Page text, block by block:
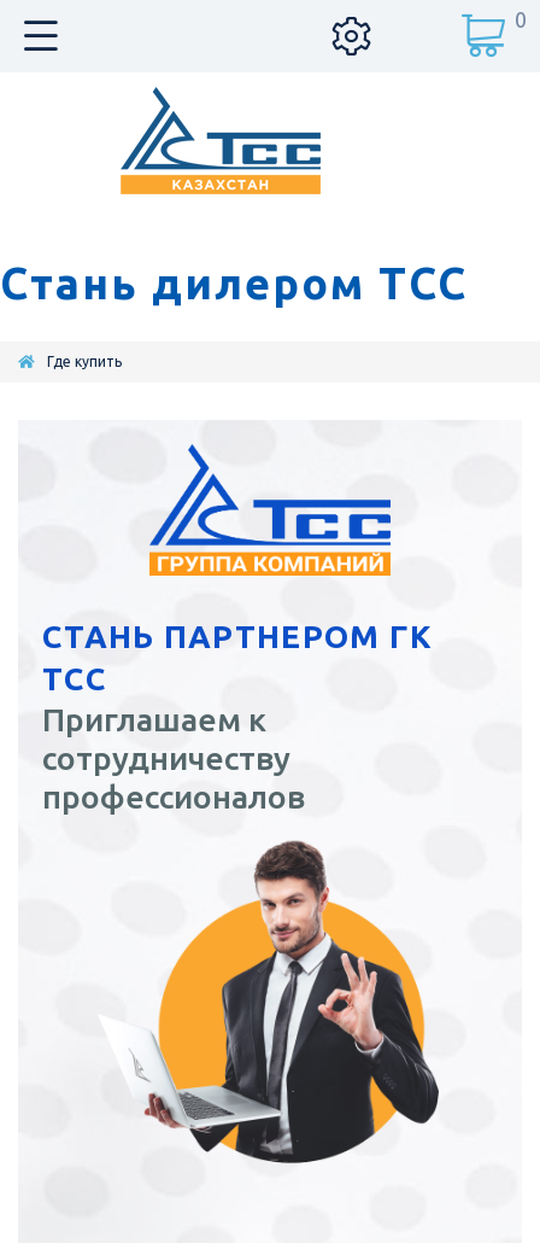
Стань дилером ТСС
0
Где купить
СТАНЬ ПАРТНЕРОМ ГК
ТСС
Приглашаем к
сотрудничеству
профессионалов